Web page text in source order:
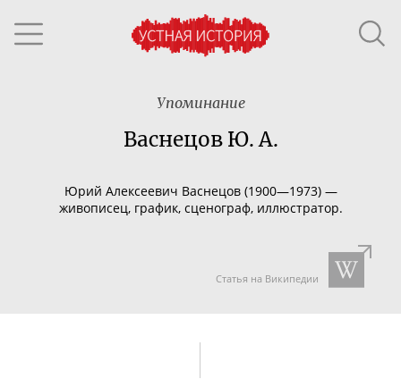
Упоминание
Васнецов Ю. А.
Юрий Алексеевич Васнецов (1900—1973) —
живописец, график, сценограф, иллюстратор.
Статья на Википедии